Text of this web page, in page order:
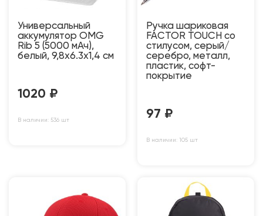
Универсальный
аккумулятор OMG
Rib 5 (5000 мАч),
белый, 9,8х6.3х1,4 см
1020 ₽
В наличии: 536 шт
Ручка шариковая
FACTOR TOUCH со
стилусом, серый/
серебро, металл,
пластик, софт-
покрытие
97 ₽
В наличии: 105 шт